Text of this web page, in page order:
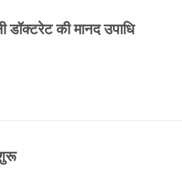
डॉक्टरेट की मानद उपाधि